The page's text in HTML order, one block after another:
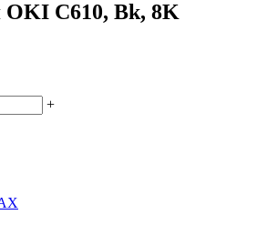
OKI C610, Bk, 8K
+